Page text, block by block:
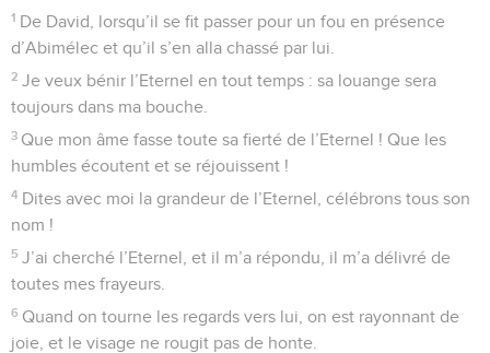
1 De David, lorsqu’il se fit passer pour un fou en présence
d’Abimélec et qu’il s’en alla chassé par lui.
2 Je veux bénir l’Eternel en tout temps : sa louange sera
toujours dans ma bouche.
3 Que mon âme fasse toute sa fierté de l’Eternel ! Que les
humbles écoutent et se réjouissent !
4 Dites avec moi la grandeur de l’Eternel, célébrons tous son
nom !
5 J’ai cherché l’Eternel, et il m’a répondu, il m’a délivré de
toutes mes frayeurs.
6 Quand on tourne les regards vers lui, on est rayonnant de
joie, et le visage ne rougit pas de honte.